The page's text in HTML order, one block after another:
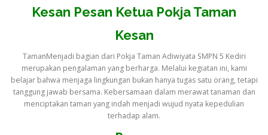
Kesan Pesan Ketua Pokja Taman
Kesan
TamanMenjadi bagian dari Pokja Taman Adiwiyata SMPN 5 Kediri
merupakan pengalaman yang berharga. Melalui kegiatan ini, kami
belajar bahwa menjaga lingkungan bukan hanya tugas satu orang, tetapi
tanggung jawab bersama. Kebersamaan dalam merawat tanaman dan
menciptakan taman yang indah menjadi wujud nyata kepedulian
terhadap alam.